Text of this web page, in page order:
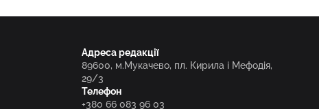
Адреса редакції
89600, м.Мукачево, пл. Кирила і Мефодія,
29/3
Телефон
+380 66 083 96 03